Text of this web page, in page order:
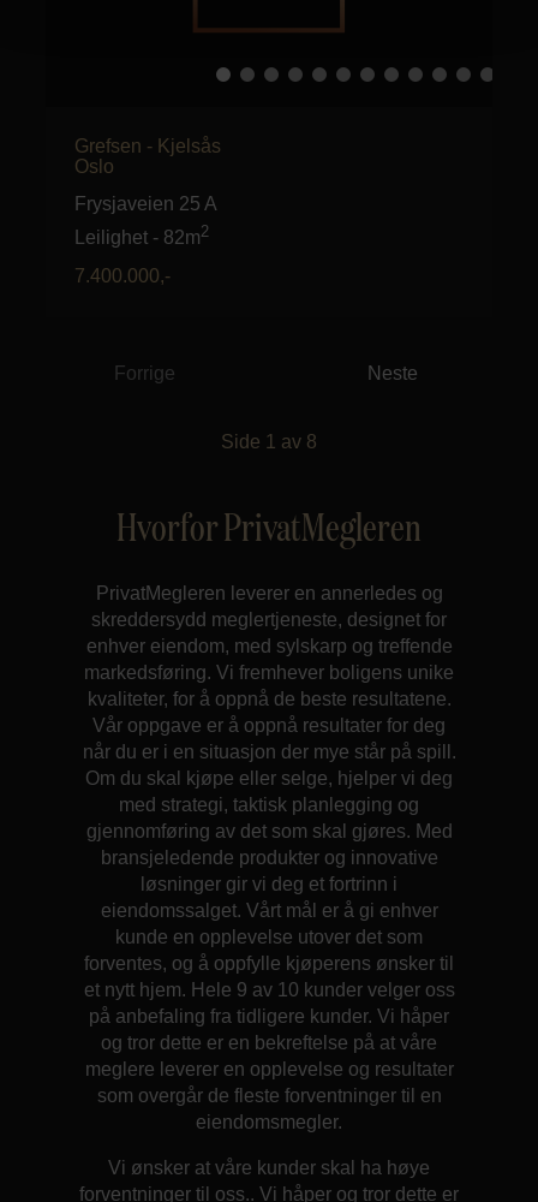
Grefsen - Kjelsås
Oslo
Frysjaveien 25 A
Leilighet - 82m2
7.400.000,-
Forrige Neste
Side 1 av 8
Hvorfor PrivatMegleren
PrivatMegleren leverer en annerledes og
skreddersydd meglertjeneste, designet for
enhver eiendom, med sylskarp og treffende
markedsføring. Vi fremhever boligens unike
kvaliteter, for å oppnå de beste resultatene.
Vår oppgave er å oppnå resultater for deg
når du er i en situasjon der mye står på spill.
Om du skal kjøpe eller selge, hjelper vi deg
med strategi, taktisk planlegging og
gjennomføring av det som skal gjøres. Med
bransjeledende produkter og innovative
løsninger gir vi deg et fortrinn i
eiendomssalget. Vårt mål er å gi enhver
kunde en opplevelse utover det som
forventes, og å oppfylle kjøperens ønsker til
et nytt hjem. Hele 9 av 10 kunder velger oss
på anbefaling fra tidligere kunder. Vi håper
og tror dette er en bekreftelse på at våre
meglere leverer en opplevelse og resultater
som overgår de fleste forventninger til en
eiendomsmegler.
Vi ønsker at våre kunder skal ha høye
forventninger til oss.. Vi håper og tror dette er